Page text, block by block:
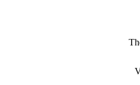
لقصف صاروخي حوثي مضلل في